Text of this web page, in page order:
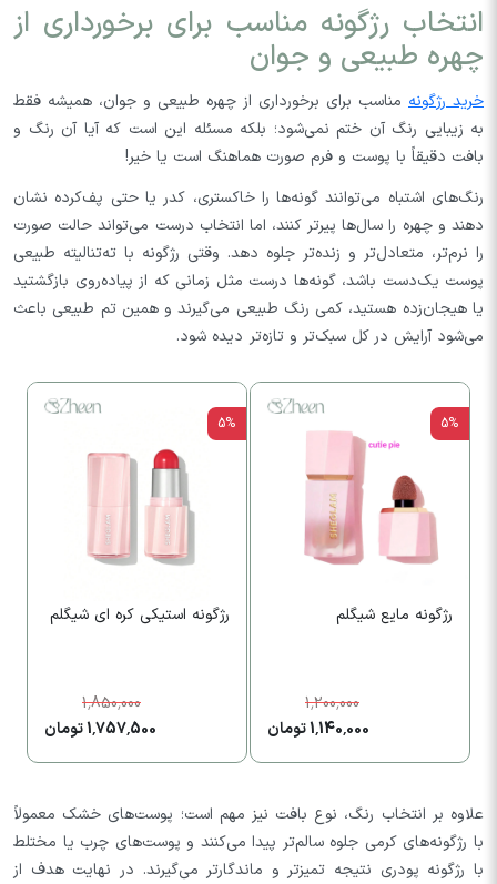
انتخاب رژگونه مناسب برای برخورداری از
چهره‌ طبیعی‌ و جوان‌
خرید رژگونه مناسب برای برخورداری از چهره طبیعی و جوان، همیشه فقط
به زیبایی رنگ آن ختم نمی‌شود؛ بلکه مسئله این است که آیا آن رنگ و
بافت دقیقاً با پوست و فرم صورت هماهنگ است یا خیر!
رنگ‌های اشتباه می‌توانند گونه‌ها را خاکستری، کدر یا حتی پف‌کرده نشان
دهند و چهره را سال‌ها پیرتر کنند، اما انتخاب درست می‌تواند حالت صورت
را نرم‌تر، متعادل‌تر و زنده‌تر جلوه دهد. وقتی رژگونه با ته‌تنالیته طبیعی
پوست یک‌دست باشد، گونه‌ها درست مثل زمانی که از پیاده‌روی بازگشتید
یا هیجان‌زده هستید، کمی رنگ طبیعی می‌گیرند و همین تم طبیعی باعث
می‌شود آرایش در کل سبک‌تر و تازه‌تر دیده شود.
5%
رژگونه مایع شیگلم
1,200,000
1,140,000 تومان
5%
رژگونه استیکی کره ای شیگلم
1,850,000
1,757,500 تومان
علاوه بر انتخاب رنگ، نوع بافت نیز مهم است؛ پوست‌های خشک معمولاً
با رژگونه‌های کرمی جلوه سالم‌تر پیدا می‌کنند و پوست‌های چرب یا مختلط
با رژگونه پودری نتیجه تمیزتر و ماندگارتر می‌گیرند. در نهایت هدف از